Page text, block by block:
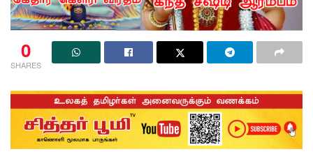
0
SHARES